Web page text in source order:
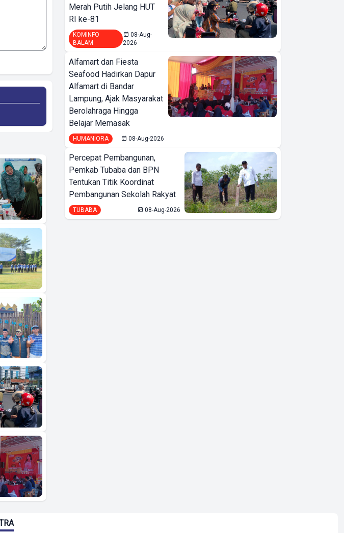
Merah Putih Jelang HUT
RI ke-81
KOMINFO
BALAM
08-Aug-
2026
Alfamart dan Fiesta
Seafood Hadirkan Dapur
Alfamart di Bandar
Lampung, Ajak Masyarakat
Berolahraga Hingga
Belajar Memasak
HUMANIORA 08-Aug-2026
Percepat Pembangunan,
Pemkab Tubaba dan BPN
Tentukan Titik Koordinat
Pembangunan Sekolah Rakyat
TUBABA 08-Aug-2026